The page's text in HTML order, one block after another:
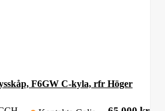
F6GW C-kyla, rfr Höger